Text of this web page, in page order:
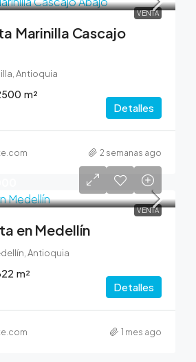
VENTA
Marinilla Cascajo
Antioquia
m²
Detalles
2 semanas ago
VENTA
en Medellín
Antioquia
m²
Detalles
1 mes ago